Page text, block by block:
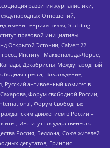
развития журналистики,
Отношений,
имени Генриха Бёлля, Stichting
правовой инициативы
Открытой Эстонии, Calvert 22
Институт Макдональда-Лорье,
Декабристы, Международный
пресса, Возрождение,
Русский антивоенный комитет в
Форум свободной России,
Форум Свободных
движением в России –
Институт государственного
Россия, Беллона, Союз жителей
депутатов, Гринпис